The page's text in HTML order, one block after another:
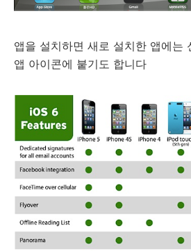
앱을 설치하면 새로 설치한 앱에는
앱 아이콘에 붙기도 합니다